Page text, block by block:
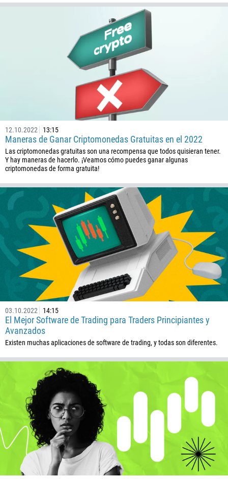
12.10.2022 13:15
Maneras de Ganar Criptomonedas Gratuitas en el 2022
Las criptomonedas gratuitas son una recompensa que todos quisieran tener.
Y hay maneras de hacerlo. ¡Veamos cómo puedes ganar algunas
criptomonedas de forma gratuita!
03.10.2022 14:15
El Mejor Software de Trading para Traders Principiantes y
Avanzados
Existen muchas aplicaciones de software de trading, y todas son diferentes.